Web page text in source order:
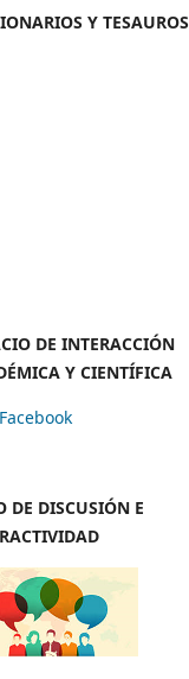
Y TESAUROS
DE INTERACCIÓN
Y CIENTÍFICA
DE DISCUSIÓN E